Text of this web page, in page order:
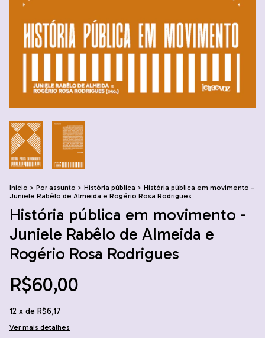
Início > Por assunto > História pública > História pública em movimento -
Juniele Rabêlo de Almeida e Rogério Rosa Rodrigues
História pública em movimento -
Juniele Rabêlo de Almeida e
Rogério Rosa Rodrigues
R$60,00
12 x de R$6,17
Ver mais detalhes